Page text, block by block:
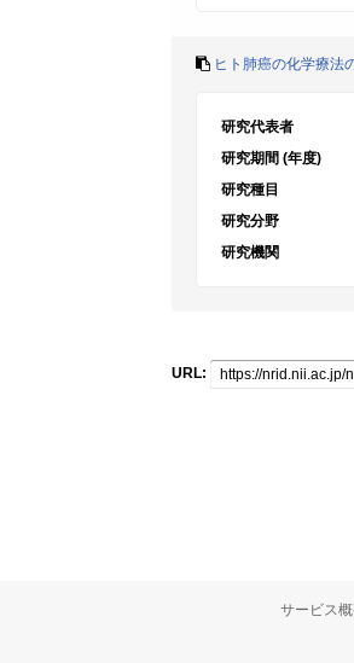
ヒト肺癌の化学療法
研究代表者
研究期間 (年度)
研究種目
研究分野
研究機関
URL:
サービス